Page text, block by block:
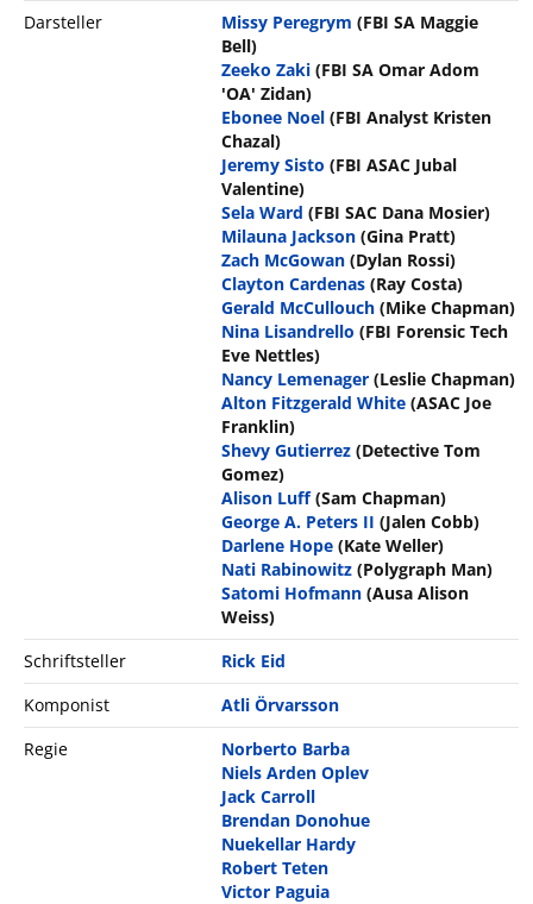
Darsteller
Missy Peregrym (FBI SA Maggie
Bell)
Zeeko Zaki (FBI SA Omar Adom
'OA' Zidan)
Ebonee Noel (FBI Analyst Kristen
Chazal)
Jeremy Sisto (FBI ASAC Jubal
Valentine)
Sela Ward (FBI SAC Dana Mosier)
Milauna Jackson (Gina Pratt)
Zach McGowan (Dylan Rossi)
Clayton Cardenas (Ray Costa)
Gerald McCullouch (Mike Chapman)
Nina Lisandrello (FBI Forensic Tech
Eve Nettles)
Nancy Lemenager (Leslie Chapman)
Alton Fitzgerald White (ASAC Joe
Franklin)
Shevy Gutierrez (Detective Tom
Gomez)
Alison Luff (Sam Chapman)
George A. Peters II (Jalen Cobb)
Darlene Hope (Kate Weller)
Nati Rabinowitz (Polygraph Man)
Satomi Hofmann (Ausa Alison
Weiss)
Schriftsteller
Rick Eid
Komponist
Atli Örvarsson
Regie
Norberto Barba
Niels Arden Oplev
Jack Carroll
Brendan Donohue
Nuekellar Hardy
Robert Teten
Victor Paguia